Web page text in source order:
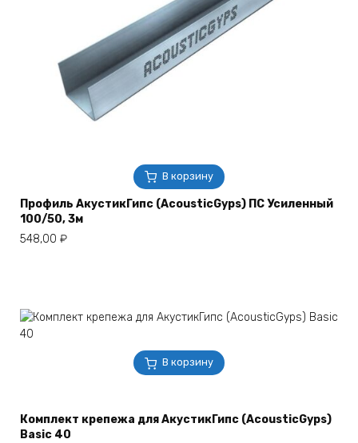
В корзину
Профиль АкустикГипс (AcousticGyps) ПС Усиленный
100/50, 3м
548,00 ₽
В корзину
Комплект крепежа для АкустикГипс (AcousticGyps)
Basic 40